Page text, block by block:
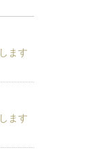
ます
ます